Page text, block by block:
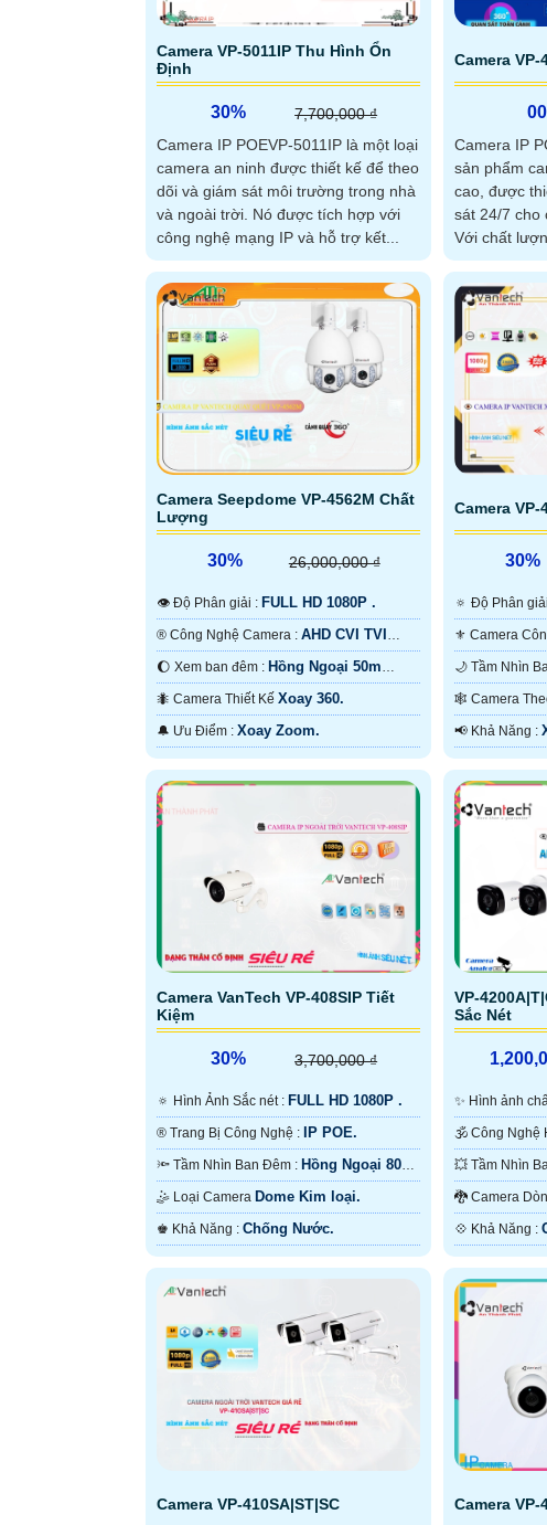
Camera VP-5011IP Thu Hình Ổn
Định
30%
7,700,000 ₫
Camera IP POEVP-5011IP là một loại
camera an ninh được thiết kế để theo
dõi và giám sát môi trường trong nhà
và ngoài trời. Nó được tích hợp với
công nghệ mạng IP và hỗ trợ kết...
Camera VP-
Camera IP
sản phẩm
cao, được
sát 24/7 cho
Với chất
1080p,...
Camera Seepdome VP-4562M Chất
Lượng
30% 26,000,000 ₫
👁 Độ Phân giải : FULL HD 1080P .
®️ Công Nghệ Camera : AHD CVI TVI
BCS.
🌔 Xem ban đêm : Hồng Ngoại 50m
Hồng Ngoại SMD.
🐜 Camera Thiết Kế Xoay 360.
️🔔 Ưu Điểm : Xoay Zoom.
Camera
30%
🔅 Độ Phân
BCS.
Hồng Ngoại
🕸️ Camera
️📢 Khả Năng :
Camera VanTech VP-408SIP Tiết
Kiệm
30% 3,700,000 ₫
🔅 Hình Ảnh Sắc nét : FULL HD 1080P .
®️ Trang Bị Công Nghệ : IP POE.
🔦 Tầm Nhìn Ban Đêm : Hồng Ngoại 80m
Starlight.
🤹 Loại Camera Dome Kim loại.
️♚ Khả Năng : Chống Nước.
VP-
Sắc Nét
✨ Hình ảnh
BCS.
Hồng Ngoại
🐉️ Camera
️💠 Khả Năng :
Camera VP-410SA|ST|SC Camera VP-